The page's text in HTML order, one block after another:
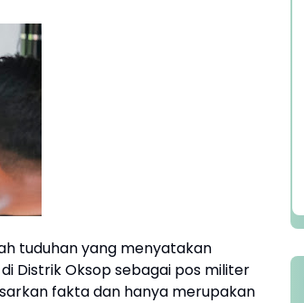
tuduhan yang menyatakan
Distrik Oksop sebagai pos militer
fakta dan hanya merupakan